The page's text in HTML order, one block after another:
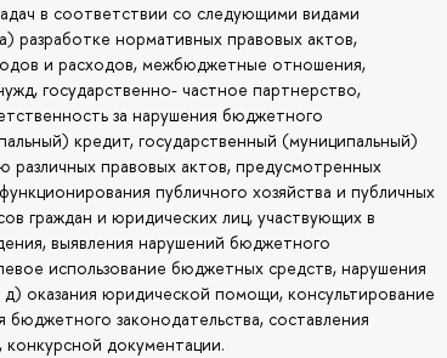
в соответствии со следующими видами
разработке нормативных правовых актов,
и расходов, межбюджетные отношения,
государственно- частное партнерство,
за нарушения бюджетного
кредит, государственный (муниципальный)
правовых актов, предусмотренных
публичного хозяйства и публичных
граждан и юридических лиц, участвующих в
выявления нарушений бюджетного
использование бюджетных средств, нарушения
оказания юридической помощи, консультирование
законодательства, составления
документации.